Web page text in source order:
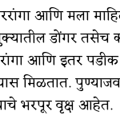
आणि मला
डोंगर तसेच
आणि इतर
मिळतात.
भरपूर वृक्ष आहेत.